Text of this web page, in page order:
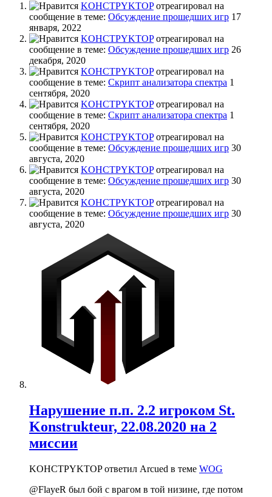
KOHCTPYKTOPотреагировал на
сообщение в теме: Обсуждение прошедших игр 17
января, 2022
KOHCTPYKTOPотреагировал на
сообщение в теме: Обсуждение прошедших игр 26
декабря, 2020
KOHCTPYKTOPотреагировал на
сообщение в теме: Скрипт анализатора спектра 1
сентября, 2020
KOHCTPYKTOPотреагировал на
сообщение в теме: Скрипт анализатора спектра 1
сентября, 2020
KOHCTPYKTOPотреагировал на
сообщение в теме: Обсуждение прошедших игр 30
августа, 2020
KOHCTPYKTOPотреагировал на
сообщение в теме: Обсуждение прошедших игр 30
августа, 2020
KOHCTPYKTOPотреагировал на
сообщение в теме: Обсуждение прошедших игр 30
августа, 2020
Нарушение п.п. 2.2 игроком St.
Konstrukteur, 22.08.2020 на 2
миссии
KOHCTPYKTOP ответил Arcued в теме WOG
@FlayeR был бой с врагом в той низине, где потом